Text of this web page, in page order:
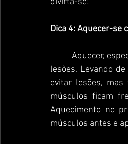
Dica 4: Aquecer-se
lesões. Levando
evitar lesões, mas
músculos ficam
Aquecimento no
músculos antes e